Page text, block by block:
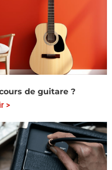
de guitare ?
>